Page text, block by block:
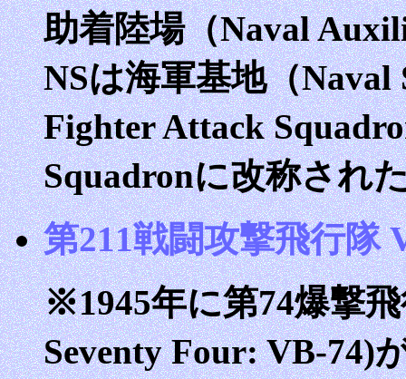
助着陸場（Naval
NSは海軍基地（
Fighter Attack
Squadronに改称され
第211戦闘攻撃飛行隊
※1945年に第74爆撃
Seventy Four: VB-74)